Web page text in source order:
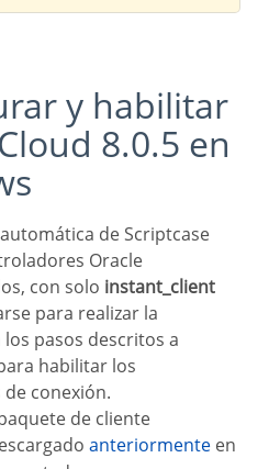
8.0.5 en
Oracle
con solo instant_client
para realizar la
los pasos descritos a
habilitar los
conexión.
de cliente
anteriormente en